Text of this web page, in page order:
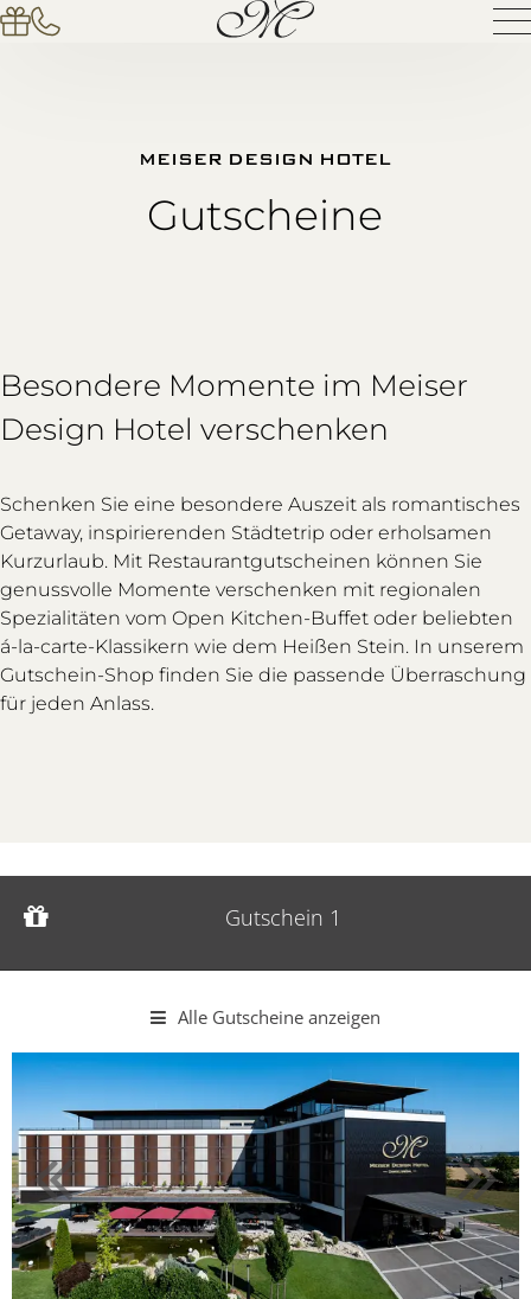
MEISER DESIGN HOTEL
Gutscheine
Besondere Momente im Meiser
Design Hotel verschenken
Schenken Sie eine besondere Auszeit als romantisches
Getaway, inspirierenden Städtetrip oder erholsamen
Kurzurlaub. Mit Restaurantgutscheinen können Sie
genussvolle Momente verschenken mit regionalen
Spezialitäten vom Open Kitchen-Buffet oder beliebten
á-la-carte-Klassikern wie dem Heißen Stein. In unserem
Gutschein-Shop finden Sie die passende Überraschung
für jeden Anlass.
Gutscheinwert:
€ 48,--Gutschein 1
Alle Gutscheine anzeigen